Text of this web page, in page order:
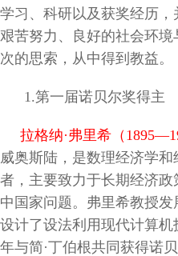
学习、科研以及获奖经历
艰苦努力、良好的社会环
次的思索，从中得到教益。
1.第一届诺贝尔奖得主
拉格纳·弗里希（
威奥斯陆，是数理经济学
者，主要致力于长期经济
中国家问题。弗里希教授发
设计了设法利用现代计算
年与简·丁伯根共同获得诺